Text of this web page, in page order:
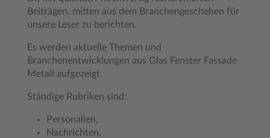
Beiträgen, mitten aus dem Branchengeschehen für
unsere Leser zu berichten.
Es werden aktuelle Themen und
Branchenentwicklungen aus Glas Fenster Fassade
Metall aufgezeigt.
Ständige Rubriken sind:
Personalien,
Nachrichten,